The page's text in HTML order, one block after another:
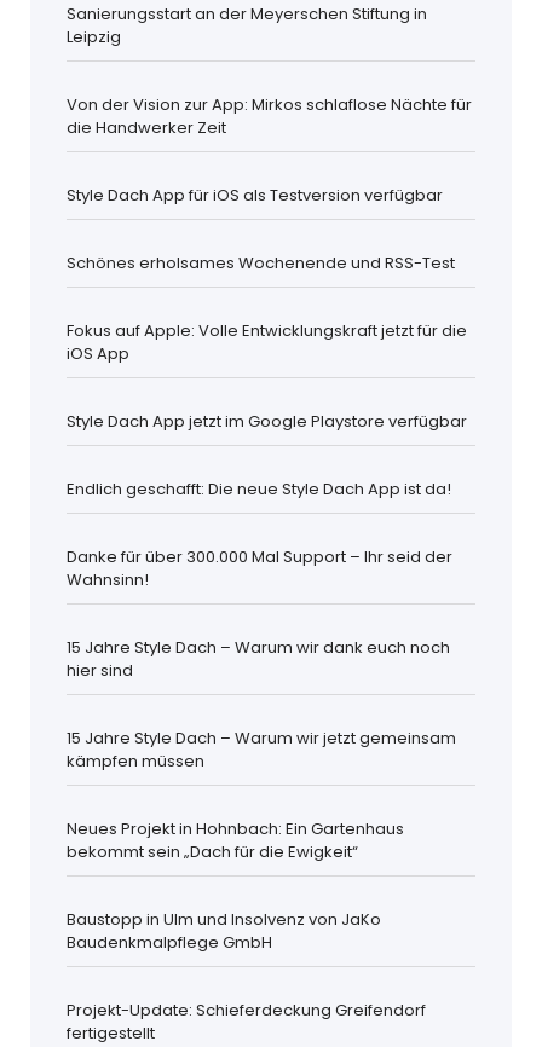
Sanierungsstart an der Meyerschen Stiftung in
Leipzig
Von der Vision zur App: Mirkos schlaflose Nächte für
die Handwerker Zeit
Style Dach App für iOS als Testversion verfügbar
Schönes erholsames Wochenende und RSS-Test
Fokus auf Apple: Volle Entwicklungskraft jetzt für die
iOS App
Style Dach App jetzt im Google Playstore verfügbar
Endlich geschafft: Die neue Style Dach App ist da!
Danke für über 300.000 Mal Support – Ihr seid der
Wahnsinn!
15 Jahre Style Dach – Warum wir dank euch noch
hier sind
15 Jahre Style Dach – Warum wir jetzt gemeinsam
kämpfen müssen
Neues Projekt in Hohnbach: Ein Gartenhaus
bekommt sein „Dach für die Ewigkeit“
Baustopp in Ulm und Insolvenz von JaKo
Baudenkmalpflege GmbH
Projekt-Update: Schieferdeckung Greifendorf
fertigestellt